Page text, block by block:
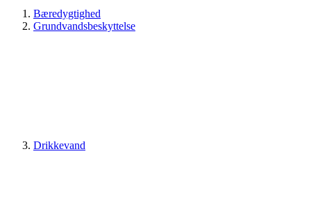
Bæredygtighed
Grundvandsbeskyttelse
Drikkevand